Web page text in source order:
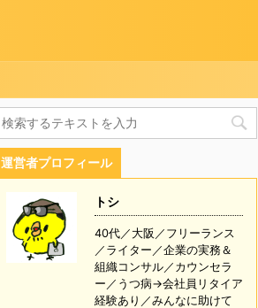
運営者プロフィール
トシ
40代／大阪／フリーランス
／ライター／企業の実務＆
組織コンサル／カウンセラ
ー／うつ病→会社員リタイア
経験あり／みんなに助けて